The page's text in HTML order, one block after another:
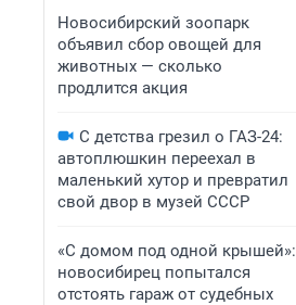
Новосибирский зоопарк
объявил сбор овощей для
животных — сколько
продлится акция
С детства грезил о ГАЗ-24:
автоплюшкин переехал в
маленький хутор и превратил
свой двор в музей СССР
«С домом под одной крышей»:
новосибирец попытался
отстоять гараж от судебных